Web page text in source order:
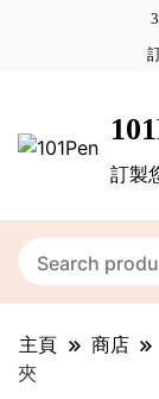
訂製
主頁 商店
夾